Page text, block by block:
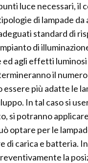
luce necessari, il
di lampade
standard di
di
agli effetti
il
più adatte le
In tal caso si
si potranno
optare per le
di carica e batteria.
la